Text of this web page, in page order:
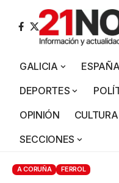
GALICIA ESPAÑA
DEPORTES
OPINIÓN
CULTURA
SECCIONES
A CORUÑA FERROL